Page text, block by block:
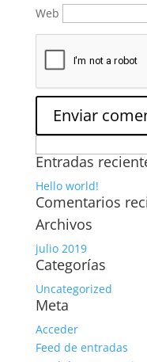
Web
Entradas
Hello world!
Comentarios
Archivos
julio 2019
Categorías
Uncategorized
Meta
Acceder
Feed de entradas